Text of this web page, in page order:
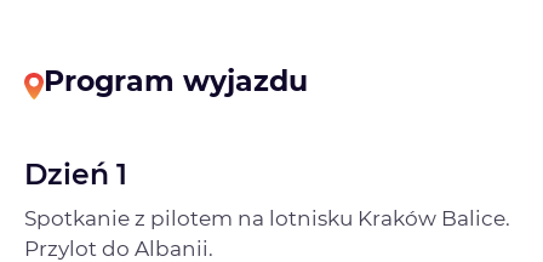
Program wyjazdu
Dzień 1
Spotkanie z pilotem na lotnisku Kraków Balice.
Przylot do Albanii.